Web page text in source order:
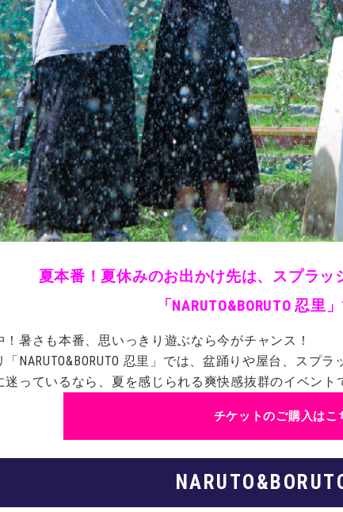
夏本番！夏休みのお出かけ先は、スプラッ
「NARUTO&BORUTO 忍里
！暑さも本番、思いっきり遊ぶなら今がチャンス！
NARUTO&BORUTO 忍里」では、盆踊りや屋台、スプ
迷っているなら、夏を感じられる爽快感抜群のイベント
チケットのご購入はこ